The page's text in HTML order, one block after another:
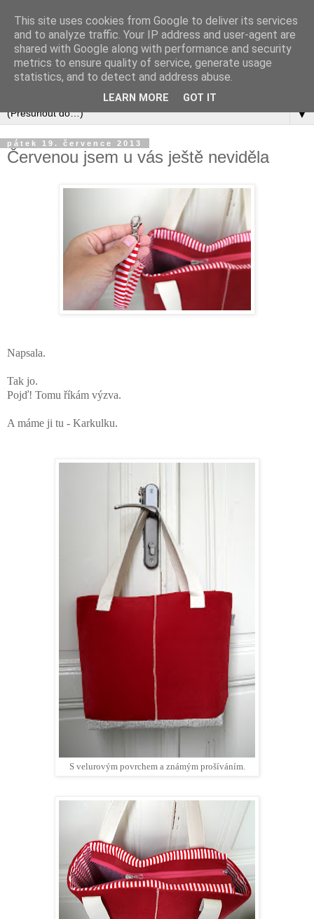
▼
pátek 19. července 2013
Červenou jsem u vás ještě neviděla
Napsala.
Tak jo.
Pojď! Tomu říkám výzva.
A máme ji tu - Karkulku.
S velurovým povrchem a známým prošíváním.
This site uses cookies from Google to deliver its services
and to analyze traffic. Your IP address and user-agent are
shared with Google along with performance and security
metrics to ensure quality of service, generate usage
statistics, and to detect and address abuse.
LEARN MORE GOT IT